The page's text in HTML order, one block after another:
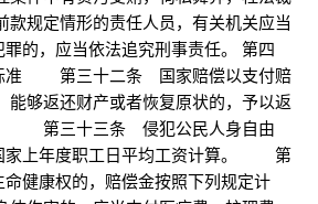
定情形的责任人员，有关机关应当
的，应当依法追究刑事责任。 第四
准 第三十二条 国家赔偿以支付赔
返还财产或者恢复原状的，予以返
第三十三条 侵犯公民人身自由
家上年度职工日平均工资计算。 第
健康权的，赔偿金按照下列规定计